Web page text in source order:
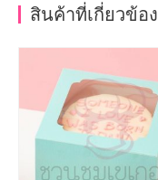
สินค้าที่เกี่ยวข้อง